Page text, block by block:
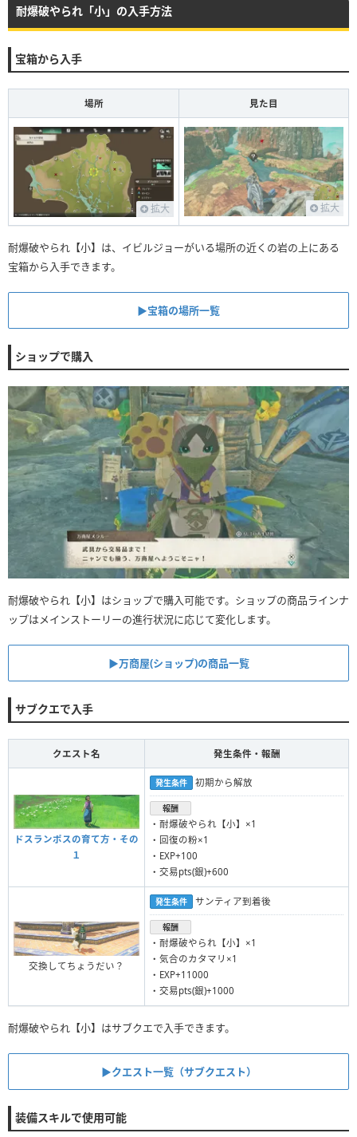
耐爆破やられ「小」の入手方法
宝箱から入手
場所 見た目
拡大 拡大
耐爆破やられ【小】は、イビルジョーがいる場所の近くの岩の上にある
宝箱から入手できます。
▶︎宝箱の場所一覧
ショップで購入
耐爆破やられ【小】はショップで購入可能です。ショップの商品ラインナ
ップはメインストーリーの進行状況に応じて変化します。
▶︎万商屋(ショップ)の商品一覧
サブクエで入手
クエスト名 発生条件・報酬
ドスランポスの育て方・その
１
発生条件 初期から解放
報酬
・耐爆破やられ【小】×1
・回復の粉×1
・EXP+100
・交易pts(銀)+600
交換してちょうだい？
発生条件 サンティア到着後
報酬
・耐爆破やられ【小】×1
・気合のカタマリ×1
・EXP+11000
・交易pts(銀)+1000
耐爆破やられ【小】はサブクエで入手できます。
▶︎クエスト一覧（サブクエスト）
装備スキルで使用可能